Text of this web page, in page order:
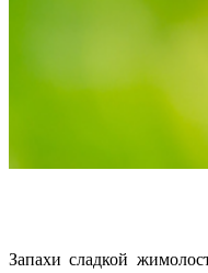
Запахи сладкой